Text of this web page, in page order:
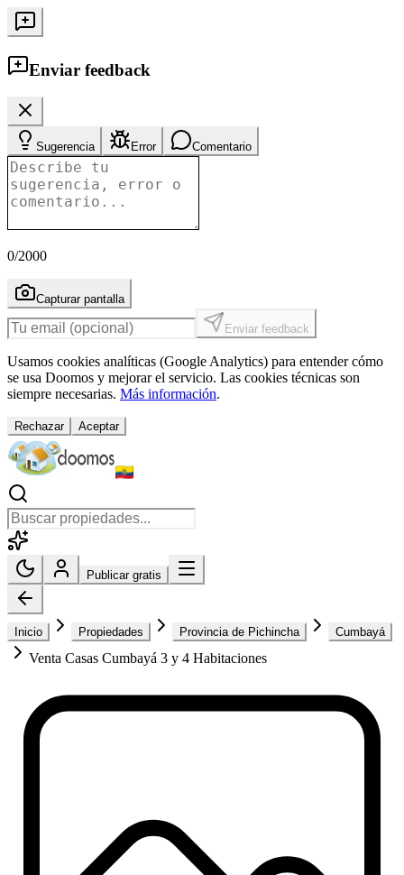
Enviar feedback
Sugerencia Error Comentario
0/2000
Capturar pantalla
Enviar feedback
Usamos cookies analíticas (Google Analytics) para entender cómo
se usa Doomos y mejorar el servicio. Las cookies técnicas son
siempre necesarias. Más información.
Rechazar Aceptar
Publicar gratis
Inicio Propiedades Provincia de Pichincha Cumbayá
Venta Casas Cumbayá 3 y 4 Habitaciones